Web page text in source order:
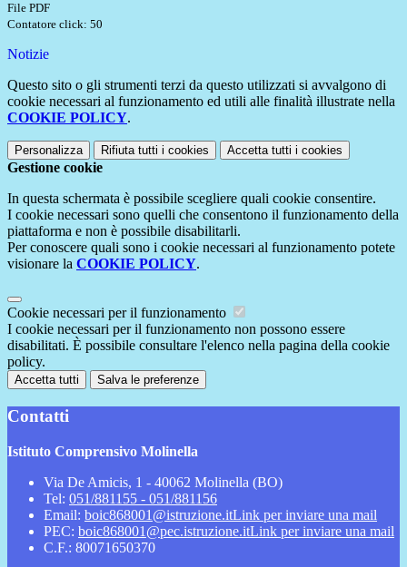
File PDF
Contatore click: 50
Notizie
Questo sito o gli strumenti terzi da questo utilizzati si avvalgono di
cookie necessari al funzionamento ed utili alle finalità illustrate nella
COOKIE POLICY.
Personalizza Rifiuta tutti i cookies Accetta tutti i cookies
Gestione cookie
In questa schermata è possibile scegliere quali cookie consentire.
I cookie necessari sono quelli che consentono il funzionamento della
piattaforma e non è possibile disabilitarli.
Per conoscere quali sono i cookie necessari al funzionamento potete
visionare la COOKIE POLICY.
Cookie necessari per il funzionamento
I cookie necessari per il funzionamento non possono essere
disabilitati. È possibile consultare l'elenco nella pagina della cookie
policy.
Accetta tutti Salva le preferenze
Contatti
Istituto Comprensivo Molinella
Via De Amicis, 1 - 40062 Molinella (BO)
Tel: 051/881155 - 051/881156
Email: boic868001@istruzione.itLink per inviare una mail
PEC: boic868001@pec.istruzione.itLink per inviare una mail
C.F.: 80071650370